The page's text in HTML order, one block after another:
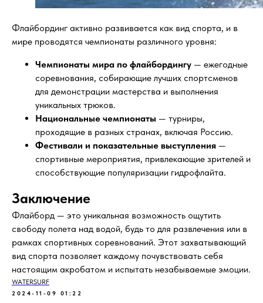
Флайбординг активно развивается как вид спорта, и в
мире проводятся чемпионаты различного уровня:
Чемпионаты мира по флайбордингу — ежегодные
соревнования, собирающие лучших спортсменов
для демонстрации мастерства и выполнения
уникальных трюков.
Национальные чемпионаты — турниры,
проходящие в разных странах, включая Россию.
Фестивали и показательные выступления —
спортивные мероприятия, привлекающие зрителей и
способствующие популяризации гидрофлайта.
Заключение
Флайборд — это уникальная возможность ощутить
свободу полета над водой, будь то для развлечения или в
рамках спортивных соревнований. Этот захватывающий
вид спорта позволяет каждому почувствовать себя
настоящим акробатом и испытать незабываемые эмоции.
WATERSURF
2024-11-09 01:22